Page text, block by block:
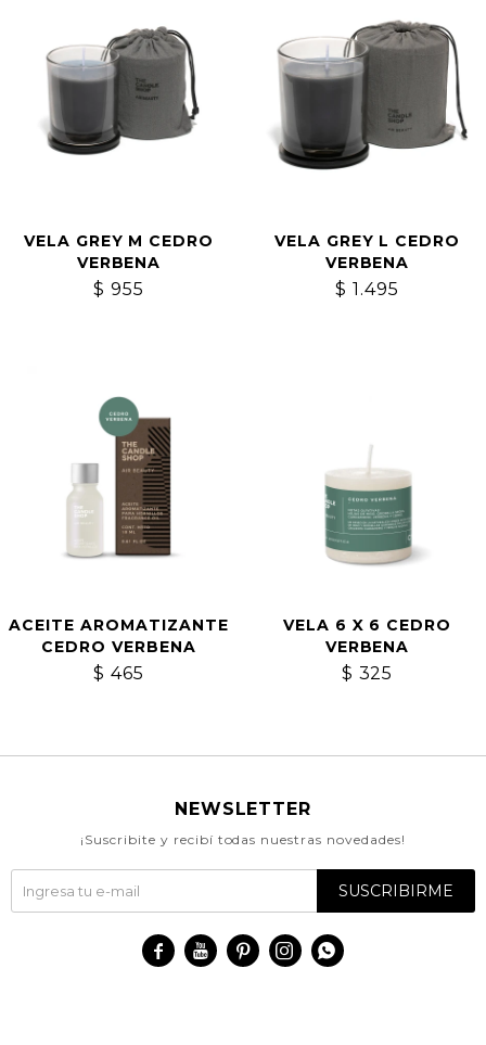
VELA GREY M CEDRO
VERBENA
$ 955
VELA GREY L CEDRO
VERBENA
$ 1.495
ACEITE AROMATIZANTE
CEDRO VERBENA
$ 465
VELA 6 X 6 CEDRO
VERBENA
$ 325
NEWSLETTER
¡Suscribite y recibí todas nuestras novedades!
SUSCRIBIRME
    